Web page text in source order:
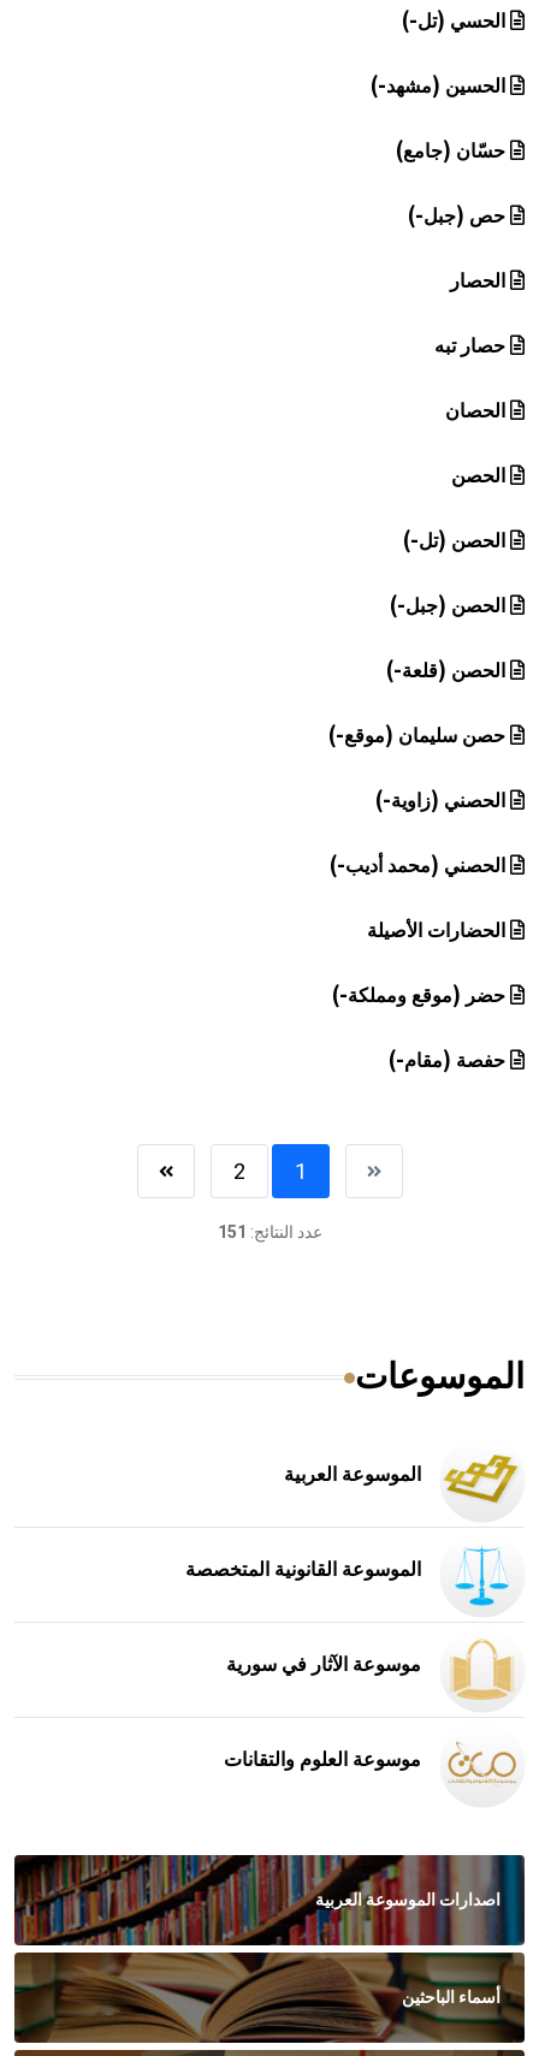
الحسي (تل-)
الحسين (مشهد-)
حسّان (جامع)
حص (جبل-)
الحصار
حصار تبه
الحصان
الحصن
الحصن (تل-)
الحصن (جبل-)
الحصن (قلعة-)
حصن سليمان (موقع-)
الحصني (زاوية-)
الحصني (محمد أديب-)
الحضارات الأصيلة
حضر (موقع ومملكة-)
حفصة (مقام-)
1
2
عدد النتائج: 151
الموسوعات
الموسوعة العربية
الموسوعة القانونية المتخصصة
موسوعة الآثار في سورية
موسوعة العلوم والتقانات
اصدارات الموسوعة العربية
أسماء الباحثين